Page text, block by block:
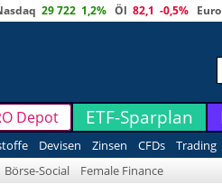
29 722 1,2% Öl 82,1 -0,5% Euro
Depot ETF-Sparplan
Devisen Zinsen CFDs Trading
Börse-Social Female Finance